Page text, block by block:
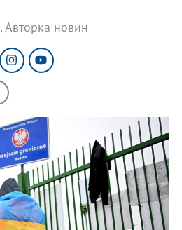
, Авторка новин